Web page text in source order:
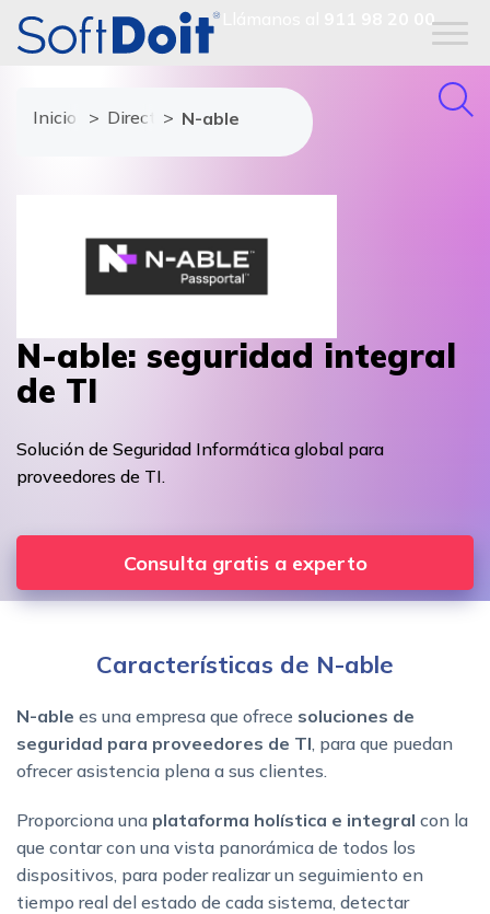
911 98 20 00
Inicio Directorio de proveedores
N-able
N-able: seguridad integral
de TI
Solución de Seguridad Informática global para
proveedores de TI.
Consulta gratis a experto
Características de N-able
N-able es una empresa que ofrece soluciones de
seguridad para proveedores de TI , para que puedan
ofrecer asistencia plena a sus clientes.
Proporciona una plataforma holística e integral con la
que contar con una vista panorámica de todos los
dispositivos, para poder realizar un seguimiento en
tiempo real del estado de cada sistema, detectar